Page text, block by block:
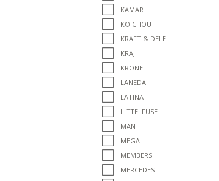
KAMAR
KO CHOU
KRAFT & DELE
KRAJ
KRONE
LANEDA
LATINA
LITTELFUSE
MAN
MEGA
MEMBERS
MERCEDES